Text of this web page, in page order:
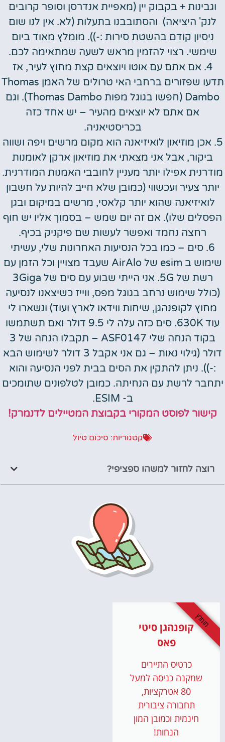
וגבינות + בקבוק יין (מאפיית אנדרסן וסופר קרובים
לנק' היציאה) והסתובבנו בתעלות (לא. אין לנו שום
ניסיון קודם בהשטת סירות :-)). מומלץ מאוד ביום
שימשי. רצוי להזמין מראש לשעה שמתאימה לכם.
4. אם אתם עם אוטו ויוצאים קצת מחוץ לעיר, אז
תדעו שפזורים ברחבי האי טרולים של האמן Thomas
Dambo (חפשו בגוגל מפות Thomas Dambo). וגם
אם אתם לא יוצאים מהעיר – יש אחד כזה
בכריסטיאניה.
5. אכן מוזיאון לואיזיאנה הוא מקום מרשים ויפה ושווה
ביקור, אבל אני מצאתי את מוזיאון ארקן לאומנות
מודרנית אפילו יותר מעניין לחובבי האמנות המודרנית.
יותר צעיר ועכשווי (כמובן שלא חייב להיות על חשבון
לואיזיאנה שהוא יותר קלאסי, מרשים במיקום ובגן
הפסלים שלו). אם זה יום שמש – בסמוך אליו יש חוף
רחצה נחמד ואפשר לעשות שם פיקניק בכיף.
6. סים – כמו בכל הנסיעות האחרונות שלי, עשיתי
שימוש ב esim של AirAlo שעבד מצויין וכל הזמן עם
רשת של 5G. אני הייתי שבוע עם סים של 3Giga
(כולל שימוש נרחב בגוגל מפס, ווייז כשיצאנו לנסיעה
מחוץ לקופנהגן, שיחות ווידאו לארץ ועוד) ונשארו לי
עוד 630K. סים כזה עלה לי 9.5 דולר ואם תשתמשו
בקוד הנחה שלי ASF0147 – תקבלו הנחה של 3
דולר (גילוי נאות – גם אני אקבל 3 דולר לשימוש הבא
:-)). ניתן להתקין את הסים בבית לפני הנסיעה והוא
יתחבר לרשת עם הנחיתה. כמובן לטלפונים שתומכים
ב- ESIM.
קישור לפוסט המקורי בקבוצת המטיילים לדנמרק!
קטגוריות: סיכום טיול
רוצה לחזור למשהו ספציפי?
קופנהגן סיטי
פאס
כרטיס התיירים
שמקנה כניסה למעל
80 אטרקציות,
תחבורה ציבורית
חינמית וכמובן המון
הנחות!
מומלץ